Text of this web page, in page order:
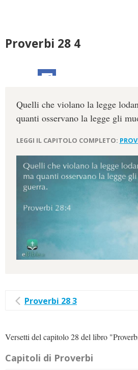
Proverbi 28 4
Quelli che violano la legge
quanti osservano la legge gli
LEGGI IL CAPITOLO COMPLETO:
Proverbi 28 3
Versetti del capitolo 28 del libro
Capitoli di Proverbi